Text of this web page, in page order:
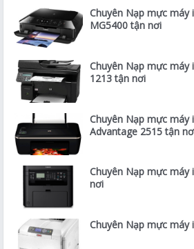
Chuyên Nạp mực máy
MG5400 tận nơi
Chuyên Nạp mực máy
1213 tận nơi
Chuyên Nạp mực máy
Advantage 2515 tận
Chuyên Nạp mực máy
nơi
Chuyên Nạp mực máy